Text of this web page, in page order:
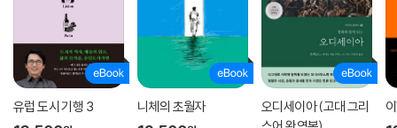
유럽 도시 기행 3 니체의 초월자
오디세이아 (고대 그리